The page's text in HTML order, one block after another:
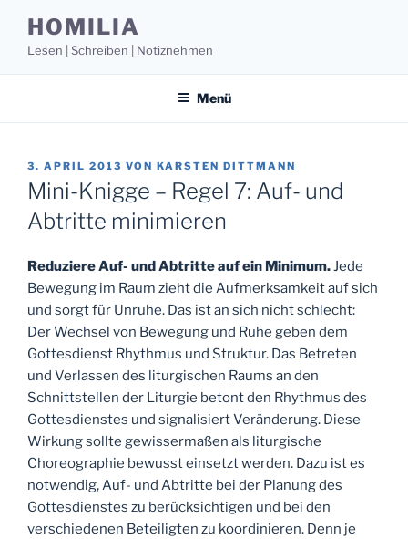
Inhalt
springen
HOMILIA
Lesen | Schreiben | Notiznehmen
Menü
VERÖFFENTLICHT
AM
3. APRIL 2013 VON KARSTEN DITTMANN
Mini-Knigge – Regel 7: Auf- und
Abtritte minimieren
Reduziere Auf- und Abtritte auf ein Minimum.Jede
Bewegung im Raum zieht die Aufmerksamkeit auf sich
und sorgt für Unruhe. Das ist an sich nicht schlecht:
Der Wechsel von Bewegung und Ruhe geben dem
Gottesdienst Rhythmus und Struktur. Das Betreten
und Verlassen des liturgischen Raums an den
Schnittstellen der Liturgie betont den Rhythmus des
Gottesdienstes und signalisiert Veränderung. Diese
Wirkung sollte gewissermaßen als liturgische
Choreographie bewusst einsetzt werden. Dazu ist es
notwendig, Auf- und Abtritte bei der Planung des
Gottesdienstes zu berücksichtigen und bei den
verschiedenen Beteiligten zu koordinieren. Denn je